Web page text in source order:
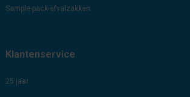
Sample-pack-afvalzakken
Klantenservice
25 jaar